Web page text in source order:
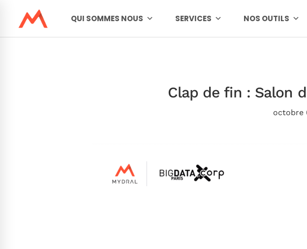
QUI SOMMES NOUS SERVICES NOS OUTILS
Clap de fin : Salon
octobre